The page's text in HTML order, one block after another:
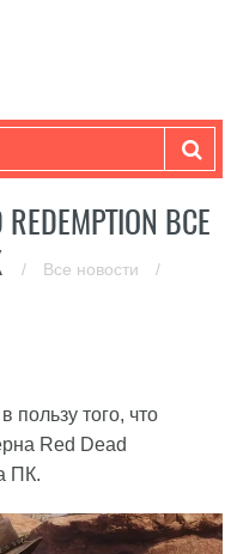
ВСЕ
/ Все новости /
пользу того, что
Red Dead
ПК.